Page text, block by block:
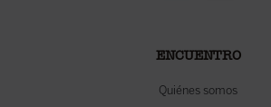
ENCUENTRO
Quiénes somos